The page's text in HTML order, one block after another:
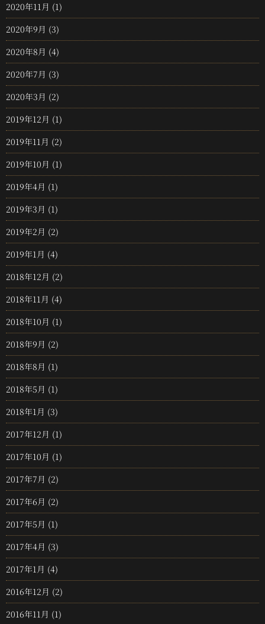
2020年11月 (1)
2020年9月 (3)
2020年8月 (4)
2020年7月 (3)
2020年3月 (2)
2019年12月 (1)
2019年11月 (2)
2019年10月 (1)
2019年4月 (1)
2019年3月 (1)
2019年2月 (2)
2019年1月 (4)
2018年12月 (2)
2018年11月 (4)
2018年10月 (1)
2018年9月 (2)
2018年8月 (1)
2018年5月 (1)
2018年1月 (3)
2017年12月 (1)
2017年10月 (1)
2017年7月 (2)
2017年6月 (2)
2017年5月 (1)
2017年4月 (3)
2017年1月 (4)
2016年12月 (2)
2016年11月 (1)